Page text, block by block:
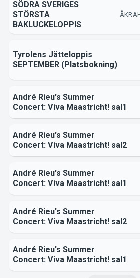
SÖDRA SVERIGES
STÖRSTA
BAKLUCKELOPPIS
Tyrolens Jätteloppis
SEPTEMBER (Platsbokning)
André Rieu's Summer
Concert: Viva Maastricht! sal1
André Rieu's Summer
Concert: Viva Maastricht! sal2
André Rieu's Summer
Concert: Viva Maastricht! sal1
André Rieu's Summer
Concert: Viva Maastricht! sal2
André Rieu's Summer
Concert: Viva Maastricht! sal1